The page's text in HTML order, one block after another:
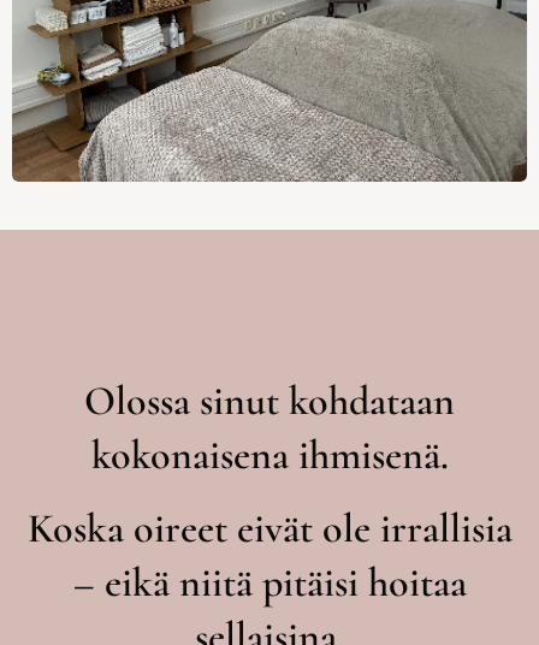
Olossa sinut kohdataan
kokonaisena ihmisenä.
Koska oireet eivät ole irrallisia
– eikä niitä pitäisi hoitaa